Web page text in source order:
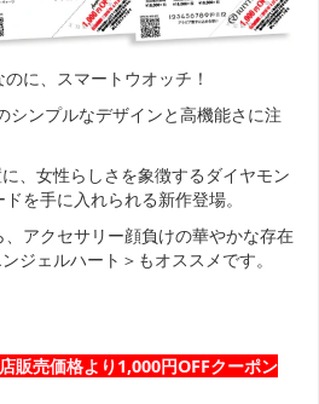
に、スマートウオッチ！
ンプルなデザインと高機能さに注
、女性らしさを象徴するダイヤモン
を手に入れられる新作登場。
アクセサリー顔負けの華やかな存在
ジェルハート＞もオススメです。
売価格より1,000円OFFクーポン